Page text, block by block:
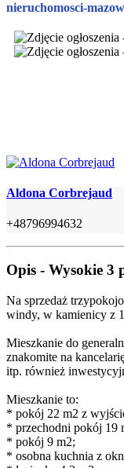
nieruchomosci-
Aldona Corbrejaud
+48796994632
Opis - Wysokie 3
Na sprzedaż
windy, w kamienicy z
Mieszkanie do
znakomite na
itp. również
Mieszkanie to:
* pokój 22 m2 z
* przechodni pokój 19
* pokój 9 m2;
* osobna kuchnia z